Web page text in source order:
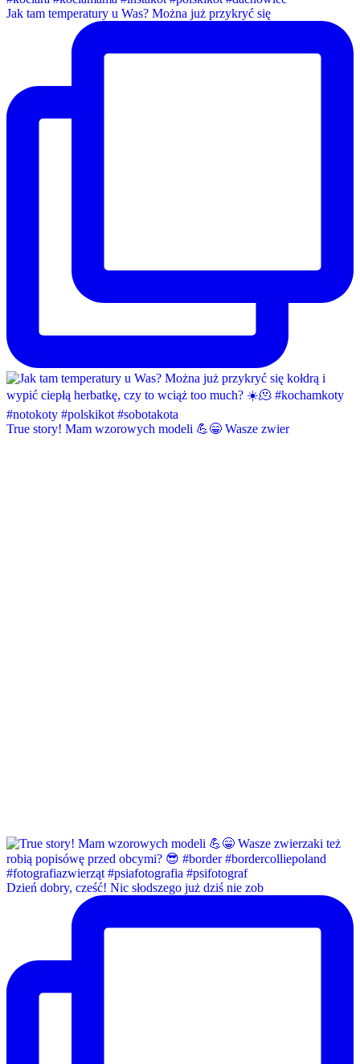
Jak tam temperatury u Was? Można już przykryć się
True story! Mam wzorowych modeli 💪😁 Wasze zwier
Dzień dobry, cześć! Nic słodszego już dziś nie zob